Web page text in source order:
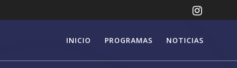
INICIO PROGRAMAS NOTICIAS